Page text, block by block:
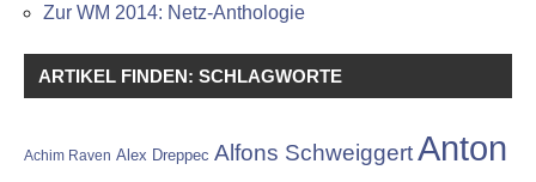
Zur WM 2014: Netz-Anthologie
ARTIKEL FINDEN: SCHLAGWORTE
Achim Raven Alex Dreppec Alfons Schweiggert Anton